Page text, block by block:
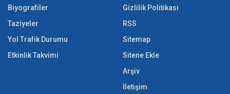
Biyografiler
Taziyeler
Yol Trafik Durumu
Etkinlik Takvimi
Gizlilik Politikası
RSS
Sitemap
Sitene Ekle
Arşiv
İletişim